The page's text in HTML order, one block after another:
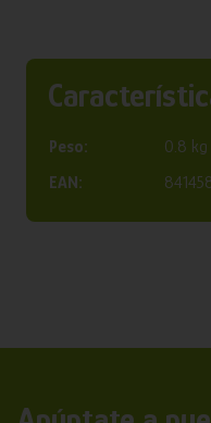
Peso:
0.8 kg
EAN: